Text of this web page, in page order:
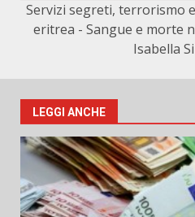
Servizi segreti, terrorismo
eritrea - Sangue e morte
Isabella
LEGGI ANCHE